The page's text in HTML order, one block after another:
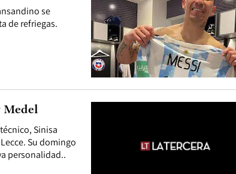
se
de refriegas.
Sinisa
Su domingo
personalidad..
Medel